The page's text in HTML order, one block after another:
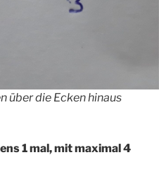
über die Ecken hinaus
1 mal, mit maximal 4